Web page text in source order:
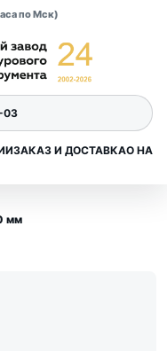
по Мск)
ЗАКАЗ И ДОСТАВКАО НАС
03
мм